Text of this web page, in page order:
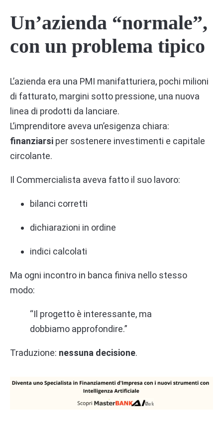
Un’azienda “normale”,
con un problema tipico
L’azienda era una PMI manifatturiera, pochi milioni
di fatturato, margini sotto pressione, una nuova
linea di prodotti da lanciare.
L’imprenditore aveva un’esigenza chiara:
finanziarsi per sostenere investimenti e capitale
circolante.
Il Commercialista aveva fatto il suo lavoro:
bilanci corretti
dichiarazioni in ordine
indici calcolati
Ma ogni incontro in banca finiva nello stesso
modo:
“Il progetto è interessante, ma
dobbiamo approfondire.”
Traduzione: nessuna decisione.